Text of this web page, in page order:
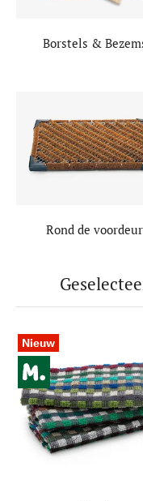
Borstels &
Rond de voordeur
Nieuw